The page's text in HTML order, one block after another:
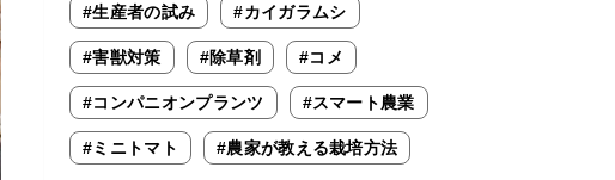
#生産者の試み #カイガラムシ
#害獣対策 #除草剤 #コメ
#コンパニオンプランツ #スマート農業
#ミニトマト #農家が教える栽培方法